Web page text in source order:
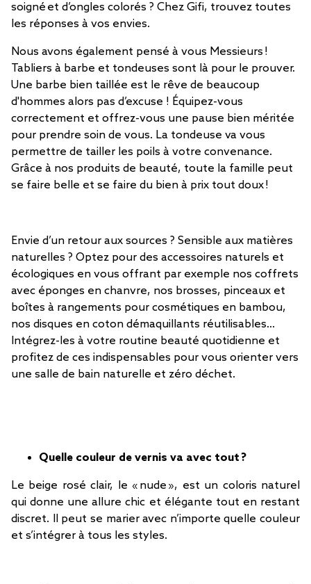
soigné et d’ongles colorés ? Chez Gifi, trouvez toutes
les réponses à vos envies.
Nous avons également pensé à vous Messieurs !
Tabliers à barbe et tondeuses sont là pour le prouver.
Une barbe bien taillée est le rêve de beaucoup
d'hommes alors pas d’excuse ! Équipez-vous
correctement et offrez-vous une pause bien méritée
pour prendre soin de vous. La tondeuse va vous
permettre de tailler les poils à votre convenance.
Grâce à nos produits de beauté, toute la famille peut
se faire belle et se faire du bien à prix tout doux !
Envie d’un retour aux sources ? Sensible aux matières
naturelles ? Optez pour des accessoires naturels et
écologiques en vous offrant par exemple nos coffrets
avec éponges en chanvre, nos brosses, pinceaux et
boîtes à rangements pour cosmétiques en bambou,
nos disques en coton démaquillants réutilisables…
Intégrez-les à votre routine beauté quotidienne et
profitez de ces indispensables pour vous orienter vers
une salle de bain naturelle et zéro déchet.
Quelle couleur de vernis va avec tout ?
Le beige rosé clair, le « nude », est un coloris naturel
qui donne une allure chic et élégante tout en restant
discret. Il peut se marier avec n’importe quelle couleur
et s’intégrer à tous les styles.